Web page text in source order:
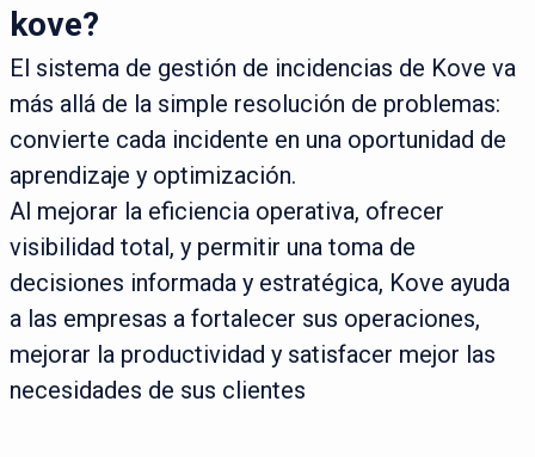
kove?
El sistema de gestión de incidencias de Kove va
más allá de la simple resolución de problemas:
convierte cada incidente en una oportunidad de
aprendizaje y optimización.
Al mejorar la eficiencia operativa, ofrecer
visibilidad total, y permitir una toma de
decisiones informada y estratégica, Kove ayuda
a las empresas a fortalecer sus operaciones,
mejorar la productividad y satisfacer mejor las
necesidades de sus clientes